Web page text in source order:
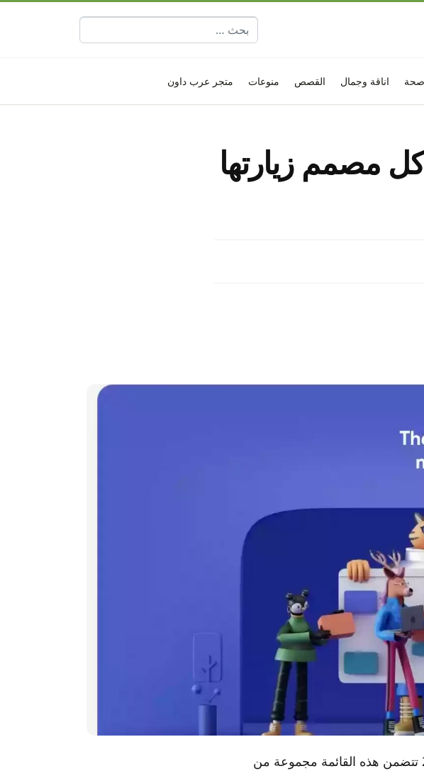
البحث عن:
اناقة وجمال القصص منوعات متجر عرب داون
كل مصمم زيارتها
أفضل 15 موقع يجب على كل مصمم زيارتها في عام 2022 تتضمن هذه القائمة مجموعة من